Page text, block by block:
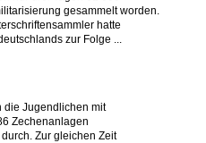
gesammelt worden.
hatte
zur Folge ...
die Jugendlichen mit
Zechenanlagen
Zur gleichen Zeit